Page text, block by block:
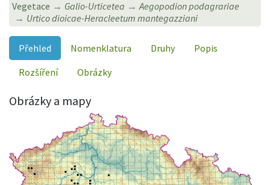
Vegetace Galio-Urticetea
Aegopodion podagrariae
Urtico dioicae-Heracleetum mantegazziani
Přehled Nomenklatura Druhy
Popis
Rozšíření
Obrázky
Obrázky a mapy